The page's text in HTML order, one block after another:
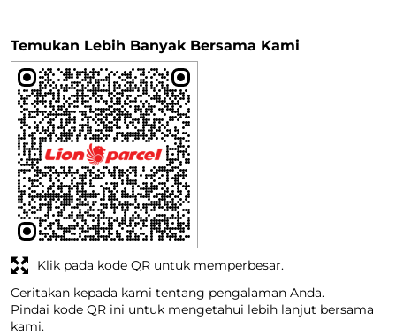
Temukan Lebih Banyak Bersama Kami
Ceritakan kepada kami tentang pengalaman Anda.
Pindai kode QR ini untuk mengetahui lebih lanjut bersama
kami.
Klik pada kode QR untuk memperbesar.